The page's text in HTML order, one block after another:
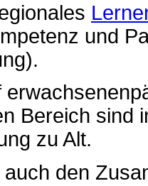
und
Bereich sind
zu Alt.
auch den